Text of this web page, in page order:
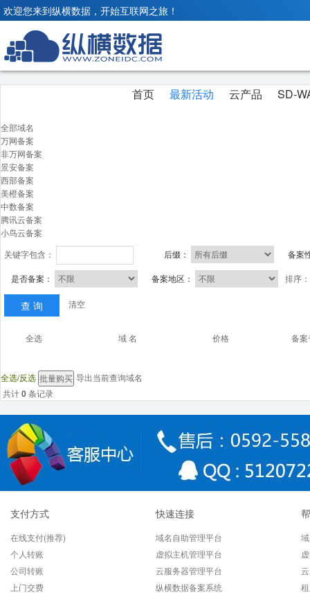
欢迎您来到纵横数据，开始互联网之旅！
首页 最新活动 云产品 SD-
全部域名
万网备案
非万网备案
景安备案
西部备案
美橙备案
中数备案
腾讯云备案
小鸟云备案
关键字包含：
后缀： 备案
是否备案： 备案地区： 排序
清空
全选 域 名 价格 备案
全选/反选
导出当前查询域名
共计0条记录
支付方式
在线支付(推荐)
个人转账
公司转账
上门交费
快速连接
域名自助管理平台
虚拟主机管理平台
云服务器管理平台
纵横数据备案系统